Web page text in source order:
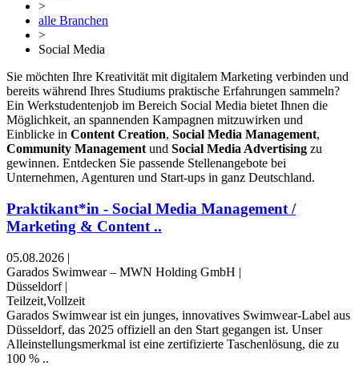
>
alle Branchen
>
Social Media
Sie möchten Ihre Kreativität mit digitalem Marketing verbinden und
bereits während Ihres Studiums praktische Erfahrungen sammeln?
Ein Werkstudentenjob im Bereich Social Media bietet Ihnen die
Möglichkeit, an spannenden Kampagnen mitzuwirken und
Einblicke in Content Creation, Social Media Management,
Community Management und Social Media Advertising zu
gewinnen. Entdecken Sie passende Stellenangebote bei
Unternehmen, Agenturen und Start-ups in ganz Deutschland.
Praktikant*in - Social Media Management /
Marketing & Content ..
05.08.2026 |
Garados Swimwear – MWN Holding GmbH |
Düsseldorf |
Teilzeit,Vollzeit
Garados Swimwear ist ein junges, innovatives Swimwear-Label aus
Düsseldorf, das 2025 offiziell an den Start gegangen ist. Unser
Alleinstellungsmerkmal ist eine zertifizierte Taschenlösung, die zu
100 % ..